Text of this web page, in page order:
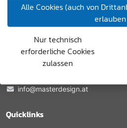
master design gmbh
7350 Oberpullendorf, Hauptstraße
1120 Wien, Rauchgasse 40/31
+43 2612 42202
info@masterdesign.at
Quicklinks
Alle Cookies (auch von
erlauben
Nur technisch
erforderliche Cookies
zulassen